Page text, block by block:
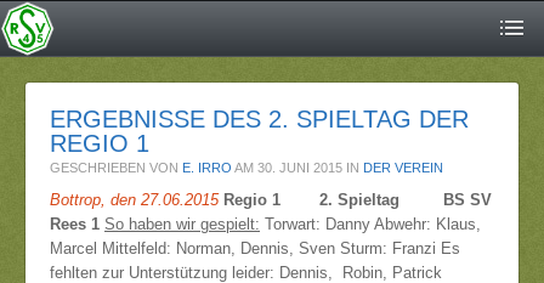
ERGEBNISSE DES 2. SPIELTAG DER
REGIO 1
GESCHRIEBEN VON E. IRRO AM 30. JUNI 2015 IN DER VEREIN
Bottrop, den 27.06.2015 Regio 1 2. Spieltag BS SV
Rees 1 So haben wir gespielt: Torwart: Danny Abwehr: Klaus,
Marcel Mittelfeld: Norman, Dennis, Sven Sturm: Franzi Es
fehlten zur Unterstützung leider: Dennis, Robin, Patrick